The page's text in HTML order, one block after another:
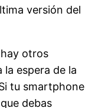
versión del
otros
la espera de la
tu smartphone
debas